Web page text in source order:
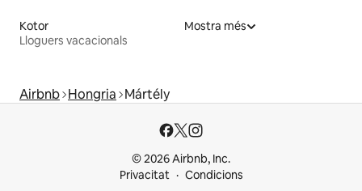
Kotor
Lloguers vacacionals
Mostra més
Airbnb Hongria Mártély
© 2026 Airbnb, Inc.
Privacitat
Condicions